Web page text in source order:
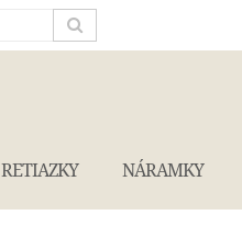
RETIAZKY NÁRAMKY